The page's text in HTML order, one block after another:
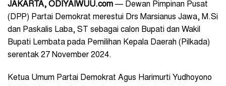
JAKARTA, ODIYAIWUU.com — Dewan Pimpinan Pusat
(DPP) Partai Demokrat merestui Drs Marsianus Jawa, M.Si
dan Paskalis Laba, ST sebagai calon Bupati dan Wakil
Bupati Lembata pada Pemilihan Kepala Daerah (Pilkada)
serentak 27 November 2024.
Ketua Umum Partai Demokrat Agus Harimurti Yudhoyono